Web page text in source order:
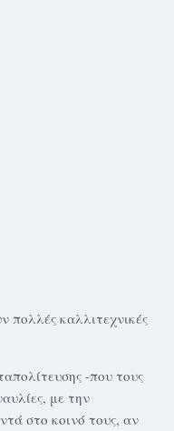
καλλιτεχνικές
-που τους
με την
στο κοινό τους, αν